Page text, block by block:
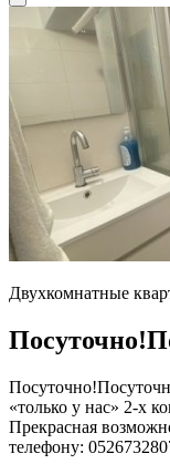
Двухкомнатные
«только у нас» 2-х
Прекрасная
телефону: